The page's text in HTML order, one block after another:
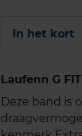
In het kort
Laufenn G
Deze band is